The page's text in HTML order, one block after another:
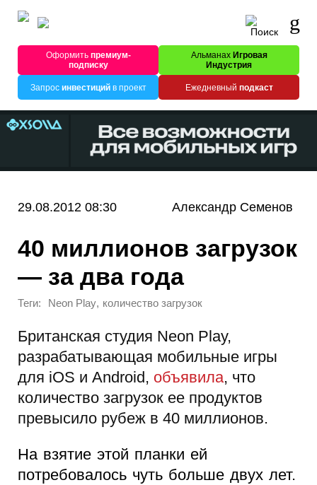
Оформитьпремиум-
подписку
Альманах Игровая
Индустрия
Запрос инвестицийв проект Ежедневный подкаст
29.08.2012 08:30 Александр Семенов
40 миллионов загрузок
— за два года
Теги: Neon Play, количество загрузок
Британская студия Neon Play,
разрабатывающая мобильные игры
для iOS и Android, объявила, что
количество загрузок ее продуктов
превысило рубеж в 40 миллионов.
На взятие этой планки ей
потребовалось чуть больше двух лет.